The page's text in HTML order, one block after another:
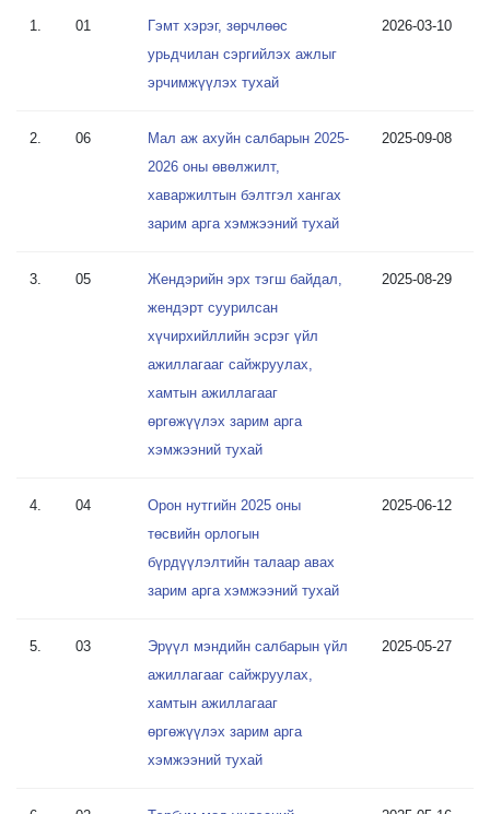
1. 01
Гэмт хэрэг, зөрчлөөс
урьдчилан сэргийлэх ажлыг
эрчимжүүлэх тухай
2026-03-10
2. 06
Мал аж ахуйн салбарын 2025-
2026 оны өвөлжилт,
хаваржилтын бэлтгэл хангах
зарим арга хэмжээний тухай
2025-09-08
3. 05
Жендэрийн эрх тэгш байдал,
жендэрт суурилсан
хүчирхийллийн эсрэг үйл
ажиллагааг сайжруулах,
хамтын ажиллагааг
өргөжүүлэх зарим арга
хэмжээний тухай
2025-08-29
4. 04
Орон нутгийн 2025 оны
төсвийн орлогын
бүрдүүлэлтийн талаар авах
зарим арга хэмжээний тухай
2025-06-12
5. 03
Эрүүл мэндийн салбарын үйл
ажиллагааг сайжруулах,
хамтын ажиллагааг
өргөжүүлэх зарим арга
хэмжээний тухай
2025-05-27